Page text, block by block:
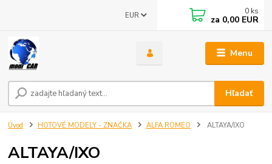
Menu
EUR
Hľadať
0 ks
za 0,00 EUR
Úvod HOTOVÉ MODELY - ZNAČKA ALFA ROMEO ALTAYA/IXO
ALTAYA/IXO